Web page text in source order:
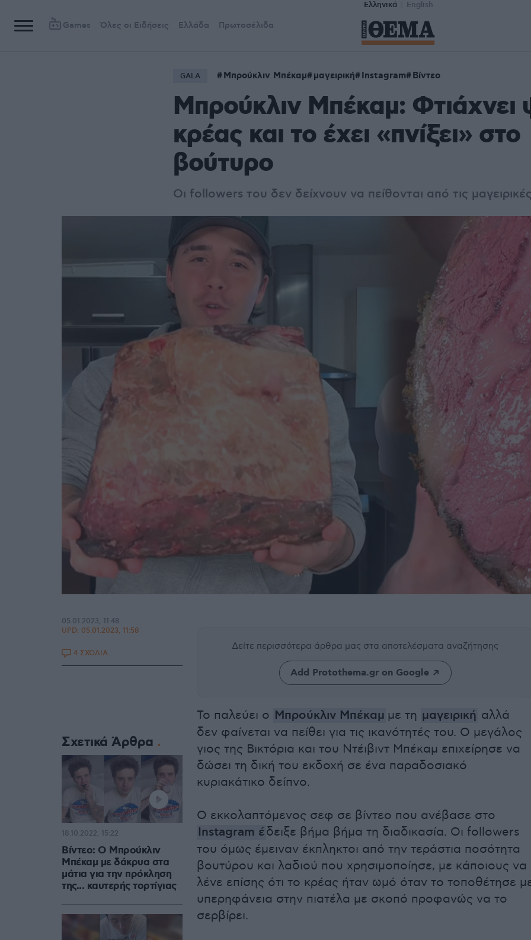
Ελληνικά English
Games Όλες οι Ειδήσεις Ελλάδα Πρωτοσέλιδα
GALA Μπρούκλιν Μπέκαμ μαγειρική Instagram Βίντεο
Μπρούκλιν Μπέκαμ: Φτιάχνει
κρέας και το έχει «πνίξει» στο
βούτυρο
Οι followers του δεν δείχνουν να πείθονται από τις
Δείτε περισσότερα άρθρα μας στα αποτελέσματα αναζήτησης
Add Protothema.gr on Google
Το παλεύει ο Μπρούκλιν Μπέκαμ με τη μαγειρική αλλά
δεν φαίνεται να πείθει για τις ικανότητές του. Ο μεγάλος
γιος της Βικτόρια και του Ντέιβιντ Μπέκαμ επιχείρησε να
δώσει τη δική του εκδοχή σε ένα παραδοσιακό
κυριακάτικο δείπνο.
Ο εκκολαπτόμενος σεφ σε βίντεο που ανέβασε στο
Instagram έδειξε βήμα βήμα τη διαδικασία. Οι followers
του όμως έμειναν έκπληκτοι από την τεράστια ποσότητα
βουτύρου και λαδιού που χρησιμοποίησε, με κάποιους να
λένε επίσης ότι το κρέας ήταν ωμό όταν το τοποθέτησε
υπερηφάνεια στην πιατέλα με σκοπό προφανώς να το
σερβίρει.
05.01.2023, 11:48
UPD: 05.01.2023, 11:58
4 ΣΧΟΛΙΑ
Σχετικά Άρθρα
Βίντεο: Ο Μπρούκλιν
Μπέκαμ με δάκρυα στα
μάτια για την πρόκληση
της... καυτερής τορτίγιας
18.10.2022, 15:22